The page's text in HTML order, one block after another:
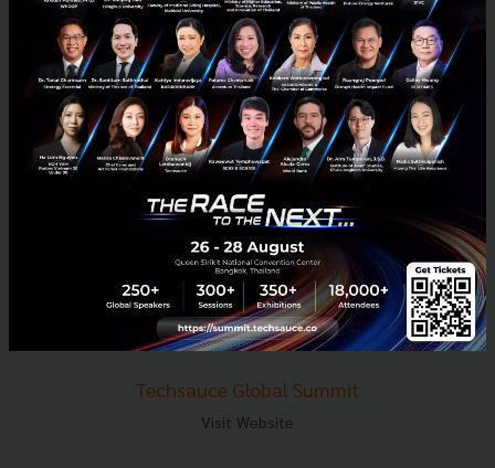
E-mail :contact@techsauce.co
Tel : 02-001-5375
Mobile : 06-4658-9500
Techsauce Media
About Techsauce
Techsauce Services
Privacy Policy
ส่งบทความ
Techsauce Global Summit
Visit Website